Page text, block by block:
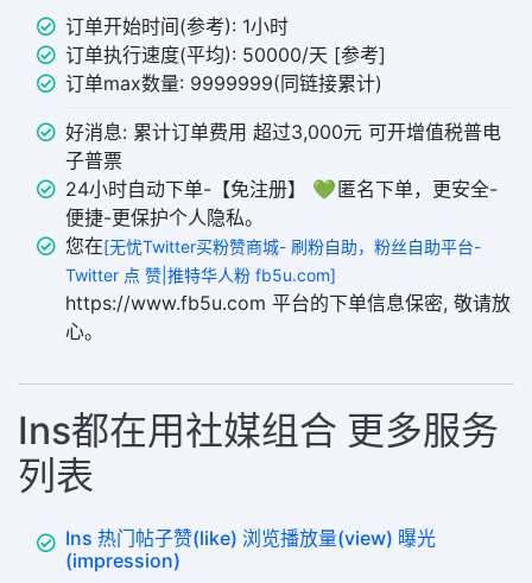
订单开始时间(参考): 1小时
订单执行速度(平均): 50000/天 [参考]
订单max数量: 9999999(同链接累计)
好消息: 累计订单费用 超过3,000元 可开增值税普电
子普票
24小时自动下单-【免注册】 💚 匿名下单，更安全-
便捷-更保护个人隐私。
您在[无忧Twitter买粉赞商城- 刷粉自助，粉丝自助平台-
Twitter 点 赞|推特华人粉 fb5u.com]
https://www.fb5u.com 平台的下单信息保密, 敬请放
心。
Ins都在用社媒组合 更多服务
列表
Ins 热门帖子赞(like) 浏览播放量(view) 曝光
(impression)